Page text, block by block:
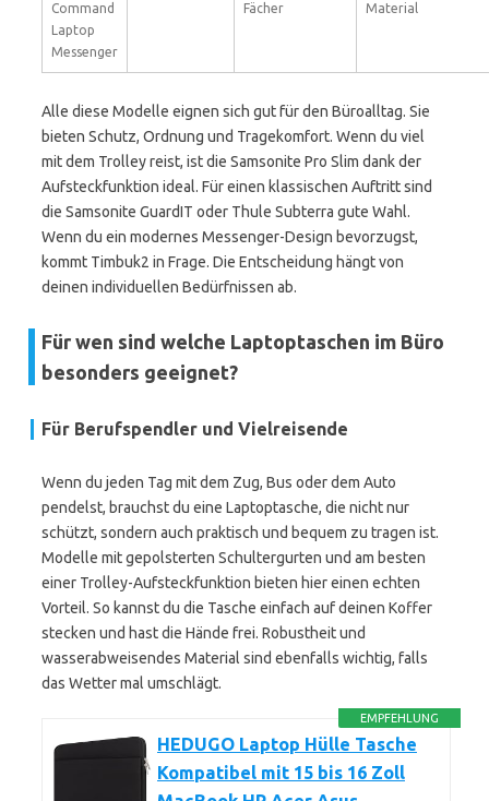
Command
Laptop
Messenger
Fächer
Material
Alle diese Modelle eignen sich gut für den Büroalltag. Sie
bieten Schutz, Ordnung und Tragekomfort. Wenn du viel
mit dem Trolley reist, ist die Samsonite Pro Slim dank der
Aufsteckfunktion ideal. Für einen klassischen Auftritt sind
die Samsonite GuardIT oder Thule Subterra gute Wahl.
Wenn du ein modernes Messenger-Design bevorzugst,
kommt Timbuk2 in Frage. Die Entscheidung hängt von
deinen individuellen Bedürfnissen ab.
Für wen sind welche Laptoptaschen im Büro
besonders geeignet?
Für Berufspendler und Vielreisende
Wenn du jeden Tag mit dem Zug, Bus oder dem Auto
pendelst, brauchst du eine Laptoptasche, die nicht nur
schützt, sondern auch praktisch und bequem zu tragen ist.
Modelle mit gepolsterten Schultergurten und am besten
einer Trolley-Aufsteckfunktion bieten hier einen echten
Vorteil. So kannst du die Tasche einfach auf deinen Koffer
stecken und hast die Hände frei. Robustheit und
wasserabweisendes Material sind ebenfalls wichtig, falls
das Wetter mal umschlägt.
EMPFEHLUNG
HEDUGO Laptop Hülle Tasche
Kompatibel mit 15 bis 16 Zoll